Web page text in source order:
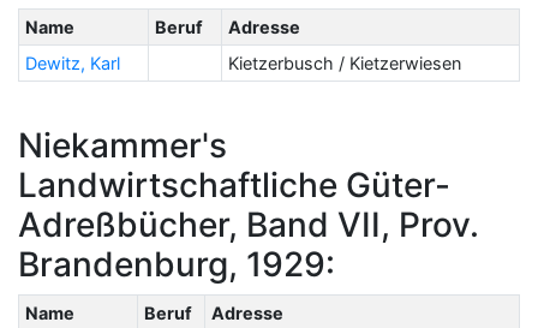
Name Beruf
Adresse
Dewitz, Karl
Kietzerbusch / Kietzerwiesen
Niekammer's
Landwirtschaftliche Güter-
Adreßbücher, Band VII, Prov.
Brandenburg, 1929:
Name Beruf
Adresse